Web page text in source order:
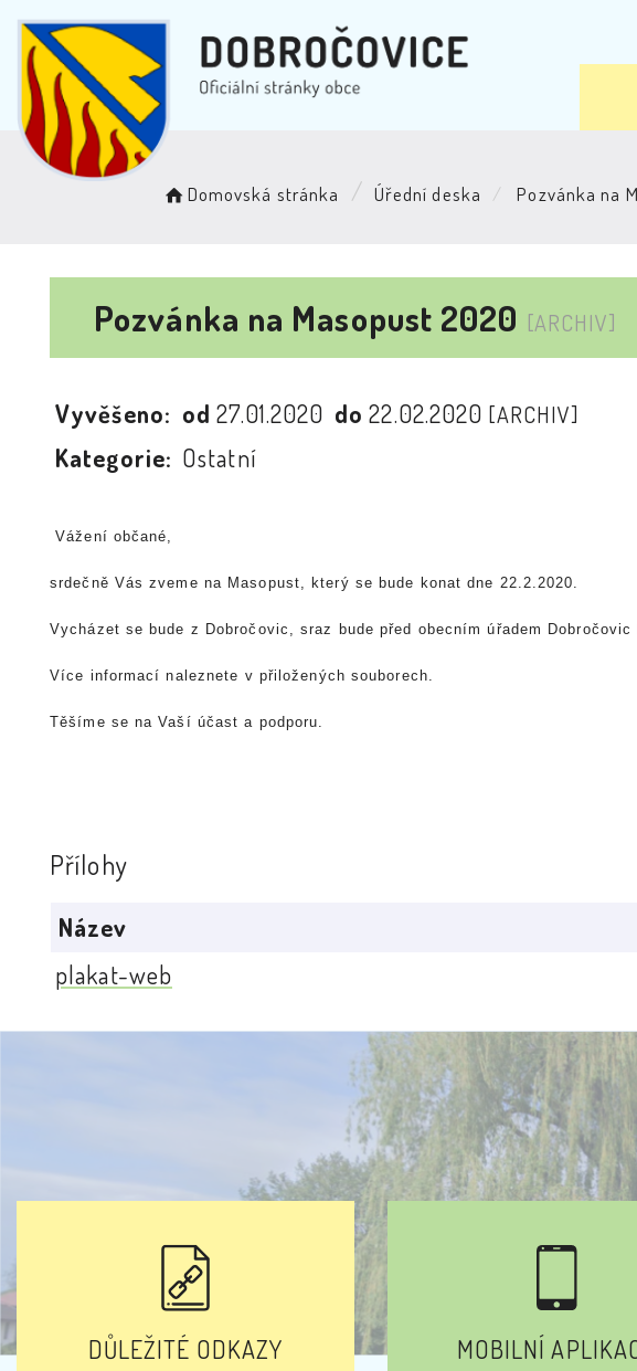
Domovská stránka Úřední deska Pozvánka na
Pozvánka na Masopust 2020 [ARCHIV]
Vyvěšeno: od27.01.2020 do22.02.2020 [ARCHIV]
Kategorie: Ostatní
Vážení občané,
srdečně Vás zveme na Masopust, který se bude konat dne 22.2.2020.
Vycházet se bude z Dobročovic, sraz bude před obecním úřadem
Více informací naleznete v přiložených souborech.
Těšíme se na Vaší účast a podporu.
Přílohy
Název
plakat-web
DŮLEŽITÉ ODKAZY MOBILNÍ